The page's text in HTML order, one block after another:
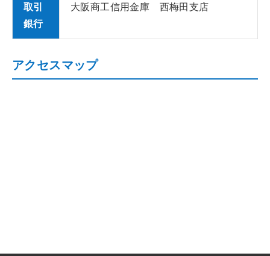
取引
銀行
大阪商工信用金庫 西梅田支店
アクセスマップ